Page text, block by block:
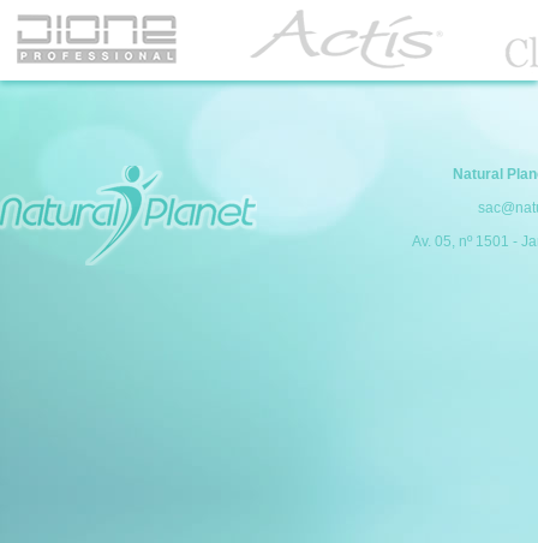
Natural
Av. 05, nº 1501 -